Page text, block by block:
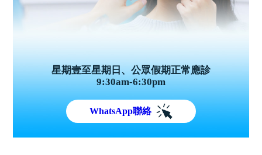
星期壹至星期日、公眾假期正常應診
9:30am-6:30pm
WhatsApp聯絡